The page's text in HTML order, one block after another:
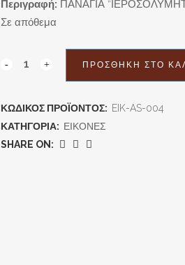
Περιγραφή: ΠΑΝΑΓΙΑ
Σε απόθεμα
ΠΡΟΣΘΉΚΗ ΣΤΟ
ΚΩΔΙΚΌΣ ΠΡΟΪΌΝΤΟΣ: EIK-AS-004
ΚΑΤΗΓΟΡΊΑ: ΕΙΚΟΝΕΣ
SHARE ON: